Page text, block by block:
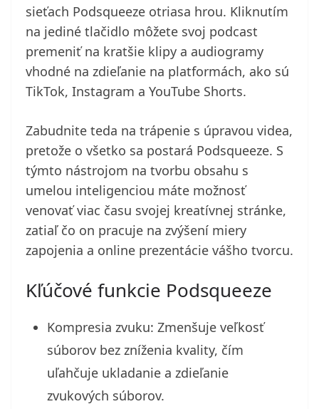
sieťach Podsqueeze otriasa hrou. Kliknutím
na jediné tlačidlo môžete svoj podcast
premeniť na kratšie klipy a audiogramy
vhodné na zdieľanie na platformách, ako sú
TikTok, Instagram a YouTube Shorts.
Zabudnite teda na trápenie s úpravou videa,
pretože o všetko sa postará Podsqueeze. S
týmto nástrojom na tvorbu obsahu s
umelou inteligenciou máte možnosť
venovať viac času svojej kreatívnej stránke,
zatiaľ čo on pracuje na zvýšení miery
zapojenia a online prezentácie vášho tvorcu.
Kľúčové funkcie Podsqueeze
Kompresia zvuku: Zmenšuje veľkosť
súborov bez zníženia kvality, čím
uľahčuje ukladanie a zdieľanie
zvukových súborov.